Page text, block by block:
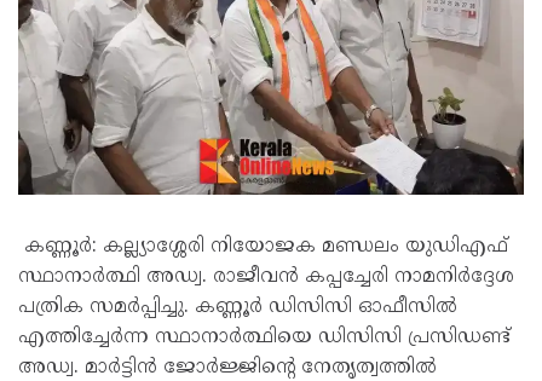
കണ്ണൂര്‍: കല്ല്യാശ്ശേരി നിയോജക മണ്ഡലം യുഡിഎഫ്
സ്ഥാനാര്‍ത്ഥി അഡ്വ. രാജീവന്‍ കപ്പച്ചേരി നാമനിര്‍ദ്ദേശ
പത്രിക സമര്‍പ്പിച്ചു. കണ്ണൂർ ഡിസിസി ഓഫീസില്‍
എത്തിച്ചേര്‍ന്ന സ്ഥാനാര്‍ത്ഥിയെ ഡിസിസി പ്രസിഡണ്ട്
അഡ്വ. മാര്‍ട്ടിന്‍ ജോര്‍ജ്ജിന്‍റെ നേതൃത്വത്തില്‍